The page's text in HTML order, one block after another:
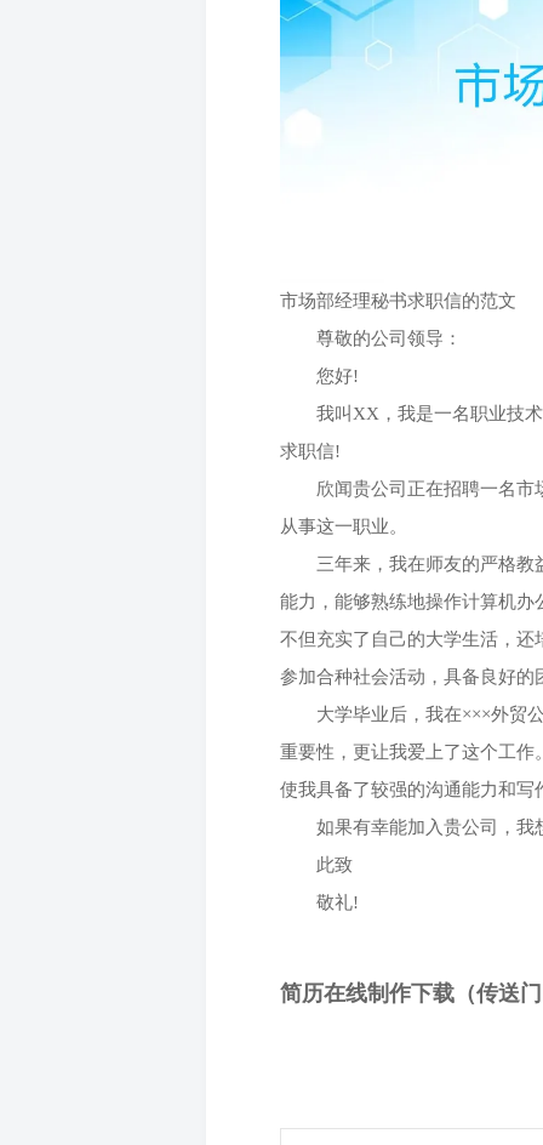
市场部经理秘书求职信的范文
尊敬的公司领导：
您好!
我叫 XX，我是一名职业技
求职信!
欣闻贵公司正在招聘一名市场
从事这一职业。
三年来，我在师友的严格教
能力，能够熟练地操作计算机办
不但充实了自己的大学生活，
参加合种社会活动，具备良好
大学毕业后，我在×××外贸
重要性，更让我爱上了这个工
使我具备了较强的沟通能力和
如果有幸能加入贵公司，我
此致
敬礼!
简历在线制作下载（传送